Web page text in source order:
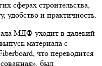
сферах строительства,
удобство и практичность.
МДФ уходит в далекий
материала с
что переводится
был